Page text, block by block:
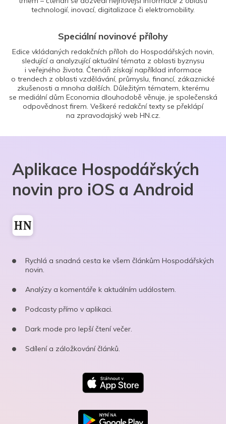
technologií, inovací, digitalizace či elektromobility.
Speciální novinové přílohy
Edice vkládaných redakčních příloh do Hospodářských novin,
sledující a analyzující aktuální témata z oblasti byznysu
i veřejného života. Čtenáři získají například informace
o trendech z oblasti vzdělávání, průmyslu, financí, zákaznické
zkušenosti a mnoha dalších. Důležitým tématem, kterému
se mediální dům Economia dlouhodobě věnuje, je společenská
odpovědnost firem. Veškeré redakční texty se překlápí
na zpravodajský web HN.cz.
Aplikace Hospodářských
novin pro iOS a Android
Rychlá a snadná cesta ke všem článkům Hospodářských
novin.
Analýzy a komentáře k aktuálním událostem.
Podcasty přímo v aplikaci.
Dark mode pro lepší čtení večer.
Sdílení a záložkování článků.